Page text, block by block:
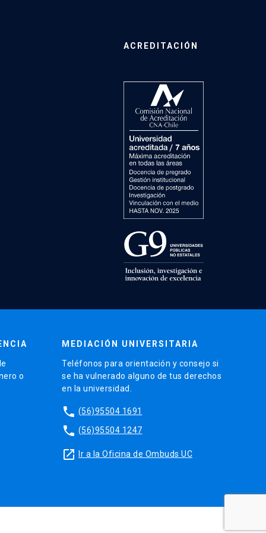
ACREDITACIÓN
o
MEDIACIÓN UNIVERSITARIA
Teléfonos para orientación y consejo si
se ha vulnerado alguno de tus derechos
en la universidad.
phone (56)95504 1691
phone (56)95504 1247
launch Ir a la Oficina de Ombuds UC